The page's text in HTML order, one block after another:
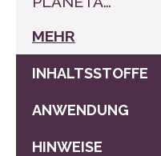
MEHR
ANWENDUNG
INHALTSSTOFFE
HINWEISE